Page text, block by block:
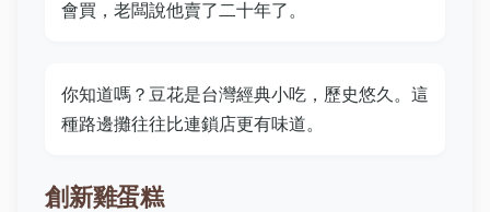
會買，老闆說他賣了二十年了。
你知道嗎？豆花是台灣經典小吃，歷史悠久。這
種路邊攤往往比連鎖店更有味道。
創新雞蛋糕